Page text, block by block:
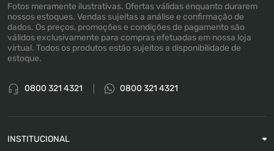
Fotos meramente ilustrativas. Ofertas válidas enquanto durarem
nossos estoques. Vendas sujeitas a análise e confirmação de
dados. Os preços, promoções e condições de pagamento são
válidos exclusivamente para compras efetuadas em nossa loja
virtual. Todos os produtos estão sujeitos a disponibilidade de
estoque.
0800 321 4321 0800 321 4321
INSTITUCIONAL